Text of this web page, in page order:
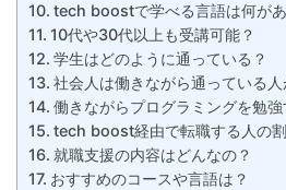
tech boostで学べる言語は何が
10代や30代以上も受講可能？
学生はどのように通っている？
社会人は働きながら通っている人
働きながらプログラミングを勉強
tech boost経由で転職する人の
就職支援の内容はどんなの？
おすすめのコースや言語は？